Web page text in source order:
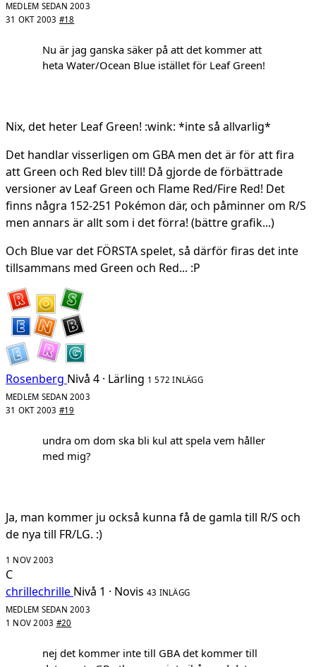
MEDLEM SEDAN 2003
31 OKT 2003 #18
Nu är jag ganska säker på att det kommer att
heta Water/Ocean Blue istället för Leaf Green!
Nix, det heter Leaf Green! :wink: *inte så allvarlig*
Det handlar visserligen om GBA men det är för att fira
att Green och Red blev till! Då gjorde de förbättrade
versioner av Leaf Green och Flame Red/Fire Red! Det
finns några 152-251 Pokémon där, och påminner om R/S
men annars är allt som i det förra! (bättre grafik...)
Och Blue var det FÖRSTA spelet, så därför firas det inte
tillsammans med Green och Red... :P
Rosenberg Nivå 4 · Lärling 1 572 INLÄGG
MEDLEM SEDAN 2003
31 OKT 2003 #19
undra om dom ska bli kul att spela vem håller
med mig?
Ja, man kommer ju också kunna få de gamla till R/S och
de nya till FR/LG. :)
1 NOV 2003
C
chrillechrille Nivå 1 · Novis 43 INLÄGG
MEDLEM SEDAN 2003
1 NOV 2003 #20
nej det kommer inte till GBA det kommer till